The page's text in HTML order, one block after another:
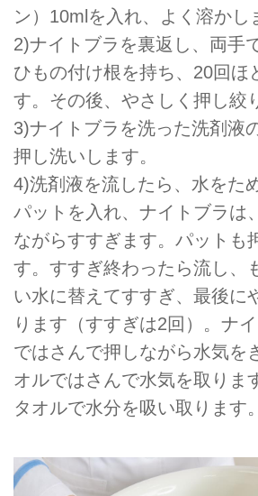
ン）10mlを⼊れ、よく溶かし
2)ナイトブラを裏返し、両手
ひもの付け根を持ち、20回ほ
す。その後、やさしく押し絞
3)ナイトブラを洗った洗剤液
押し洗いします。
4)洗剤液を流したら、⽔をた
パットを⼊れ、ナイトブラは
ながらすすぎます。パットも
す。すすぎ終わったら流し、
い⽔に替えてすすぎ、最後に
ります（すすぎは2回）。ナ
ではさんで押しながら⽔気を
オルではさんで⽔気を取りま
タオルで⽔分を吸い取ります。